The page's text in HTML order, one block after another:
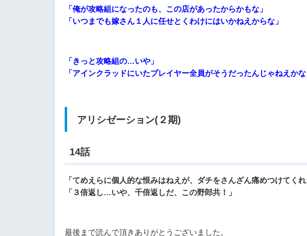
「俺が攻略組になったのも、この店があったからかもな」
「いつまでも嫁さん１人に任せとくわけにはいかねえからな」
「きっと攻略組の…いや」
「アインクラッドにいたプレイヤー全員がそうだったんじゃねえかな
アリシゼーション(２期)
14話
「てめえらに個人的な恨みはねえが、ダチをさんざん痛めつけてくれ
「３倍返し…いや、千倍返しだ、この野郎共！」
最後まで読んで頂きありがとうございました。